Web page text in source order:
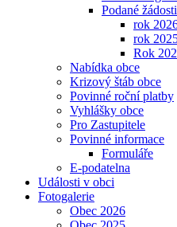
Podané
rok
rok
Rok
Nabídka obce
Krizový štáb obce
Povinné roční platby
Vyhlášky obce
Pro Zastupitele
Povinné informace
Formuláře
E-podatelna
Události v obci
Fotogalerie
Obec 2026